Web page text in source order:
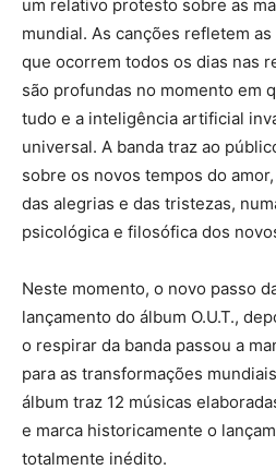
um relativo protesto sobre as
mundial. As canções refletem
que ocorrem todos os dias nas
são profundas no momento em
tudo e a inteligência artificial
universal. A banda traz ao
sobre os novos tempos do
das alegrias e das tristezas,
psicológica e filosófica dos
Neste momento, o novo passo
lançamento do álbum O.U.T.,
o respirar da banda passou a
para as transformações
álbum traz 12 músicas
e marca historicamente o
totalmente inédito.